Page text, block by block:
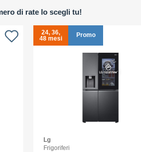
di rate lo scegli tu!
24, 36,
48 mesi
Promo
Lg
Frigoriferi